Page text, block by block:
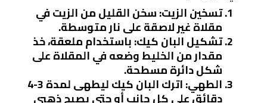
تسخين الزيت: سخن القليل من الزيت في
مقلاة غير لاصقة على نار متوسطة.
تشكيل البان كيك: باستخدام ملعقة، خذ
مقدار من الخليط وضعه في المقلاة على
شكل دائرة مسطحة.
الطهي : اترك البان كيك ليطهى لمدة 3-4
دقائق على كل جانب أو حتى يصبح ذهبي